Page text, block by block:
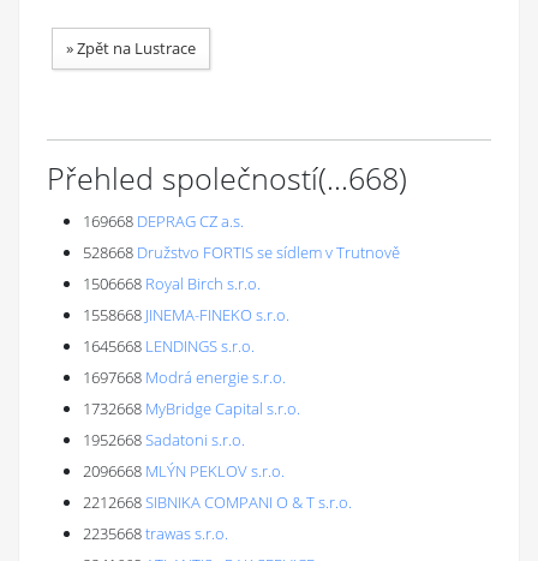
»Zpět na Lustrace
Přehled společností(...668)
169668 DEPRAG CZ a.s.
528668 Družstvo FORTIS se sídlem v Trutnově
1506668 Royal Birch s.r.o.
1558668 JINEMA-FINEKO s.r.o.
1645668 LENDINGS s.r.o.
1697668 Modrá energie s.r.o.
1732668 MyBridge Capital s.r.o.
1952668Sadatoni s.r.o.
2096668 MLÝN PEKLOV s.r.o.
2212668SIBNIKA COMPANI O & T s.r.o.
2235668trawas s.r.o.